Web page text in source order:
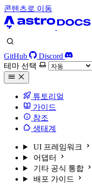
콘텐츠로 이동
GitHub
Discord
테마 선택
튜토리얼
가이드
참조
생태계
UI 프레임워크
어댑터
기타 공식 통합
배포 가이드